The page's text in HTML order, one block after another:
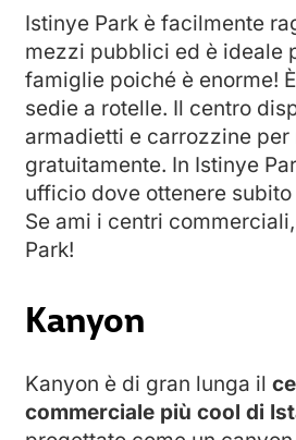
Istinye Park è facilmente
mezzi pubblici ed è ideale
famiglie poiché è enorme!
sedie a rotelle. Il centro
armadietti e carrozzine per
gratuitamente. In Istinye
ufficio dove ottenere subito
Se ami i centri
Park!
Kanyon
Kanyon è di gran lunga il
commerciale più cool di